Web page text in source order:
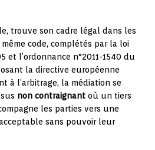
trouve son cadre légal dans les
même code, complétés par la loi
et l’ordonnance n°2011-1540 du
la directive européenne
à l’arbitrage, la médiation se
non contraignant où un tiers
les parties vers une
sans pouvoir leur